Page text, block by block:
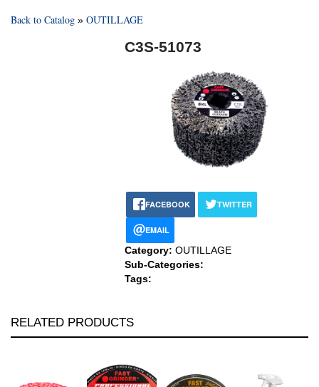
Back to Catalog OUTILLAGE
C3S-51073
FACEBOOK TWITTER
EMAIL
Category: OUTILLAGE
Sub-Categories:
Tags:
RELATED PRODUCTS